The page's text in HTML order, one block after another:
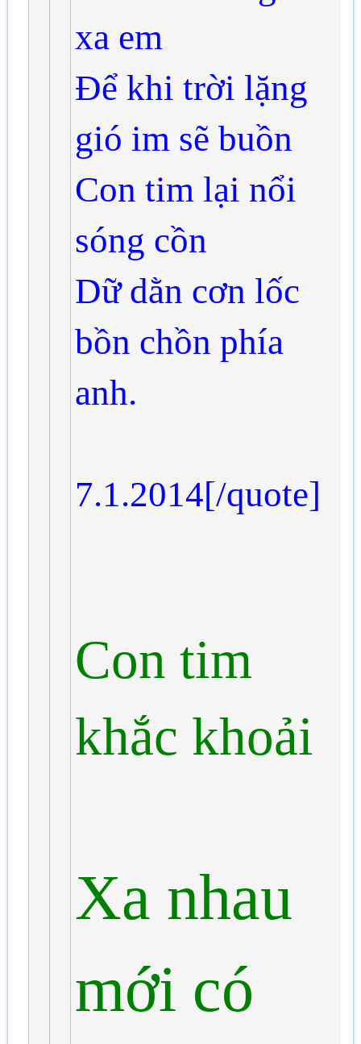
xa em
Để khi trời lặng
gió im sẽ buồn
Con tim lại nổi
sóng cồn
Dữ dằn cơn lốc
bồn chồn phía
anh.
7.1.2014[/quote]
Con tim
khắc khoải
Xa nhau
mới có